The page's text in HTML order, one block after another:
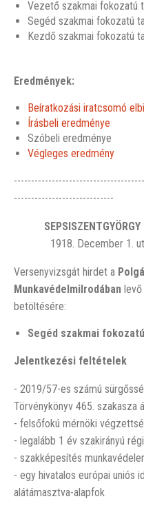
Vezető szakmai fokozatú
Segéd szakmai fokozatú
Kezdő szakmai fokozatú
Eredmények:
Beíratkozási iratcsomó
Írásbeli eredménye
Szóbeli eredménye
Végleges eredmény
-----------------------------
1918. December 1.
Versenyvizsgát hirdet a
MunkavédelmiIrodában
betöltésére:
Segéd szakmai
Jelentkezési feltételek
- 2019/57-es számú
Törvénykönyv 465. szakasza
- felsőfokú mérnöki
- legalább 1 év szakirányú
- szakképesítés
- egy hivatalos európai uniós
alátámasztva-alapfok